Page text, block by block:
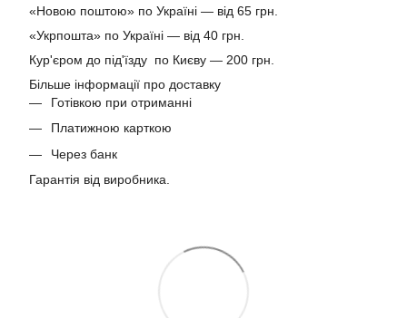
«Новою поштою» по Україні — від 65 грн.
«Укрпошта» по Україні — від 40 грн.
Кур'єром до під'їзду по Києву — 200 грн.
Більше інформації про доставку
Готівкою при отриманні
Платижною карткою
Через банк
Гарантія від виробника.